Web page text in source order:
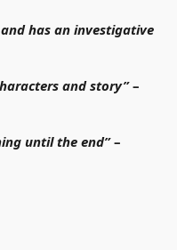
has an investigative
and story”–
until the end”–